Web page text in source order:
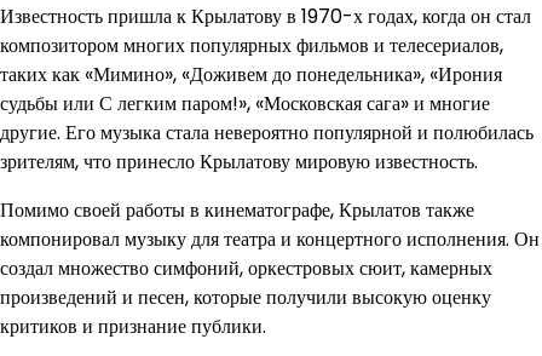
Известность пришла к Крылатову в 1970-х годах, когда он стал
композитором многих популярных фильмов и телесериалов,
таких как «Мимино», «Доживем до понедельника», «Ирония
судьбы или С легким паром!», «Московская сага» и многие
другие. Его музыка стала невероятно популярной и полюбилась
зрителям, что принесло Крылатову мировую известность.
Помимо своей работы в кинематографе, Крылатов также
компонировал музыку для театра и концертного исполнения. Он
создал множество симфоний, оркестровых сюит, камерных
произведений и песен, которые получили высокую оценку
критиков и признание публики.